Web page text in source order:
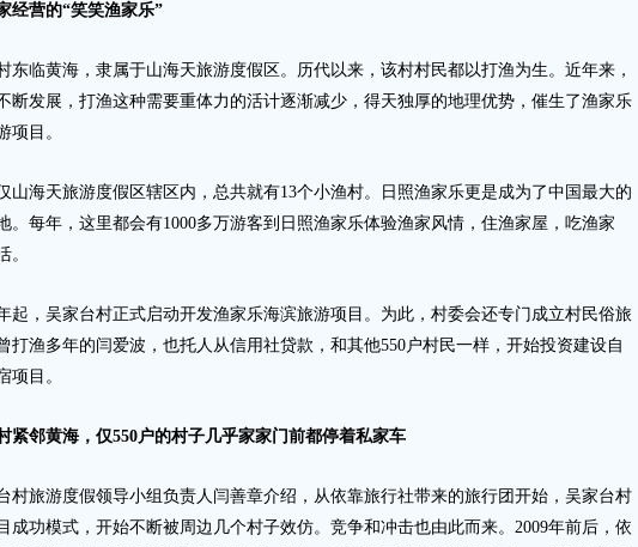
经营的“笑笑渔家乐”
临黄海，隶属于山海天旅游度假区。历代以来，该村村民都以打渔为生。近年来，
断发展，打渔这种需要重体力的活计逐渐减少，得天独厚的地理优势，催生了渔家乐
项目。
海天旅游度假区辖区内，总共就有13个小渔村。日照渔家乐更是成为了中国最大的
。每年，这里都会有1000多万游客到日照渔家乐体验渔家风情，住渔家屋，吃渔家
。
，吴家台村正式启动开发渔家乐海滨旅游项目。为此，村委会还专门成立村民俗旅
打渔多年的闫爱波，也托人从信用社贷款，和其他550户村民一样，开始投资建设自
项目。
紧邻黄海，仅550户的村子几乎家家门前都停着私家车
旅游度假领导小组负责人闫善章介绍，从依靠旅行社带来的旅行团开始，吴家台村
成功模式，开始不断被周边几个村子效仿。竞争和冲击也由此而来。2009年前后，依